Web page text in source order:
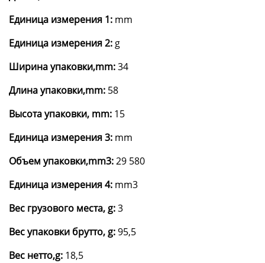
Единица измерения 1: mm
Единица измерения 2: g
Ширина упаковки,mm:34
Длина упаковки,mm: 58
Высота упаковки, mm: 15
Единица измерения 3: mm
Объем упаковки,mm3:29 580
Единица измерения 4: mm3
Вес грузового места, g:3
Вес упаковки брутто, g:95,5
Вес нетто,g: 18,5